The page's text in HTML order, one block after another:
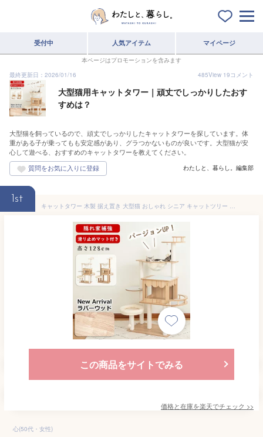
受付中 人気アイテム マイページ
本ページはプロモーションを含みます
最終更新日：2026/01/16
485View 19コメント
大型猫用キャットタワー｜頑丈でしっかりしたおす
すめは？
大型猫を飼っているので、頑丈でしっかりしたキャットタワーを探しています。体
重がある子が乗ってもも安定感があり、グラつかないものが良いです。大型猫が安
心して遊べる、おすすめのキャットタワーを教えてください。
わたしと、暮らし。編集部
1st
キャットタワー 木製 据え置き 大型猫 おしゃれ シニア キャットツリー 猫タワー 中型 宇宙船 クリアボウル 隠れ家 爪とぎ 多頭飼い 安定 ねこ 運動不足解消 麻紐 猫ハウス あす楽 インテリア コーナー適用 省スペース 隠れ家補強対策
この商品をサイトでみる
価格と在庫を楽天でチェック >>
心(50代・女性)